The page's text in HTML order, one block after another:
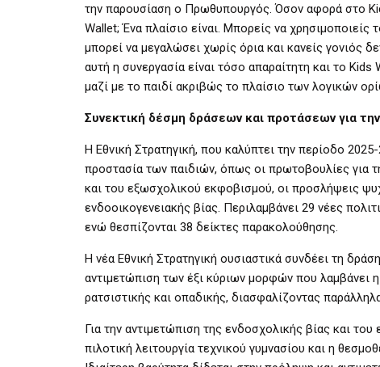
την παρουσίαση ο Πρωθυπουργός. Όσον αφορά στο
Wallet; Ένα πλαίσιο είναι. Μπορείς να
μπορεί να μεγαλώσει χωρίς όρια και κανείς γονιός
αυτή η συνεργασία είναι τόσο απαραίτητη και το
μαζί με το παιδί ακριβώς το πλαίσιο των λογικών
Συνεκτική δέσμη δράσεων και προτάσεων για
Η Εθνική Στρατηγική, που καλύπτει την περίοδο
προστασία των παιδιών, όπως οι πρωτοβουλίες για
και του εξωσχολικού εκφοβισμού, οι προσλήψεις
ενδοοικογενειακής βίας. Περιλαμβάνει 29 νέες
ενώ θεσπίζονται 38 δείκτες παρακολούθησης.
Η νέα Εθνική Στρατηγική ουσιαστικά συνδέει τη
αντιμετώπιση των έξι κύριων μορφών που λαμβάνει η
ρατσιστικής και οπαδικής, διασφαλίζοντας
Για την αντιμετώπιση της ενδοσχολικής βίας και
πιλοτική λειτουργία τεχνικού γυμνασίου και η